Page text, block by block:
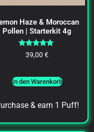
Haze & Moroccan
Pollen | Starterkit 4g
Bewertet
mit
39,00€
In den Warenkorb
& earn 1 Puff!